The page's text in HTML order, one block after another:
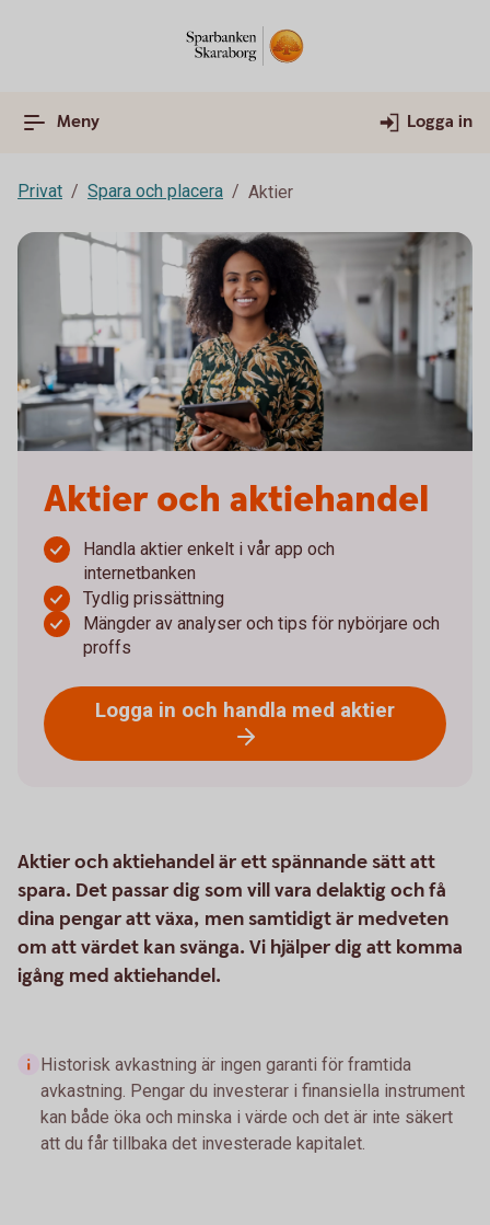
Meny Logga in
Privat Spara och placera Aktier
Aktier och aktiehandel
Handla aktier enkelt i vår app och
internetbanken
Tydlig prissättning
Mängder av analyser och tips för nybörjare och
proffs
Logga in och handla med aktier
Aktier och aktiehandel är ett spännande sätt att
spara. Det passar dig som vill vara delaktig och få
dina pengar att växa, men samtidigt är medveten
om att värdet kan svänga. Vi hjälper dig att komma
igång med aktiehandel.
Historisk avkastning är ingen garanti för framtida
avkastning. Pengar du investerar i finansiella instrument
kan både öka och minska i värde och det är inte säkert
att du får tillbaka det investerade kapitalet.